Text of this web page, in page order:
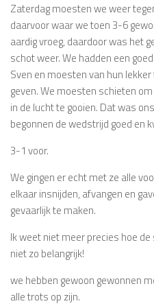
Zaterdag moesten we weer
daarvoor waar we toen 3-6
aardig vroeg, daardoor was het
schot weer. We hadden een
Sven en moesten van hun
geven. We moesten schieten
in de lucht te gooien. Dat was
begonnen de wedstrijd goed en
3-1 voor.
We gingen er echt met ze alle
elkaar insnijden, afvangen en
gevaarlijk te maken.
Ik weet niet meer precies hoe
niet zo belangrijk!
we hebben gewoon gewonnen
alle trots op zijn.